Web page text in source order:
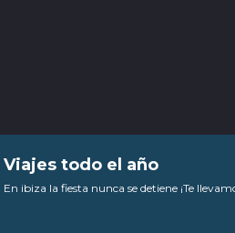
Viajes todo el año
En ibiza la fiesta nunca se detiene ¡Te